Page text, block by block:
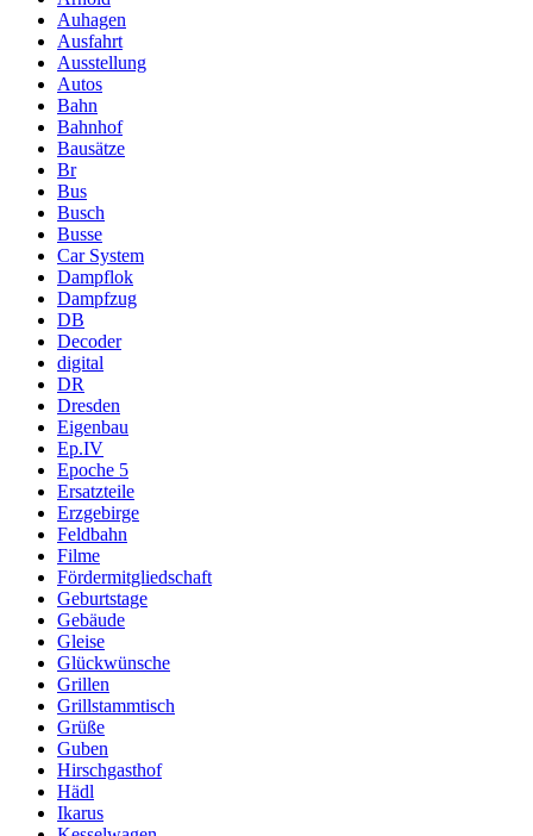
Auhagen
Ausfahrt
Ausstellung
Autos
Bahn
Bahnhof
Bausätze
Br
Bus
Busch
Busse
Car System
Dampflok
Dampfzug
DB
Decoder
digital
DR
Dresden
Eigenbau
Ep.IV
Epoche 5
Ersatzteile
Erzgebirge
Feldbahn
Filme
Fördermitgliedschaft
Geburtstage
Gebäude
Gleise
Glückwünsche
Grillen
Grillstammtisch
Grüße
Guben
Hirschgasthof
Hädl
Ikarus